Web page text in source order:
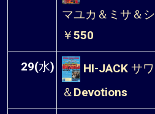
マユカ＆ミサ＆
￥550
29(水)
HI-JACK サ
＆Devotions